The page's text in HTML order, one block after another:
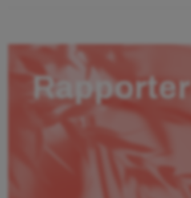
Rapporter